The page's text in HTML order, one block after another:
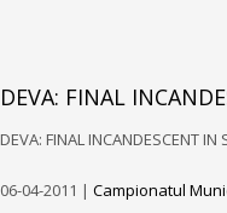
DEVA: FINAL
DEVA: FINAL INCANDESCENT IN
06-04-2011 | Campionatul